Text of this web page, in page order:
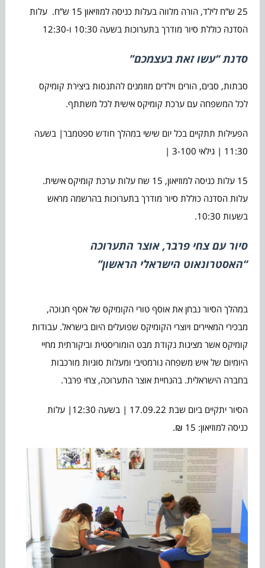
25 ש”ח לילד, הורה מלווה בעלות כניסה למוזיאון 15 ש”ח. עלות
הסדנה כוללת סיור מודרך בתערוכות בשעה 10:30 ו-12:30
סדנת “עשו זאת בעצמכם”
סבתות, סבים, הורים וילדים מוזמנים להתנסות ביצירת קומיקס
לכל המשפחה עם ערכת קומיקס אישית לכל משתתף.
הפעילות תתקיים בכל יום שישי במהלך חודש ספטמבר| בשעה
11:30 | גילאי 3-100 |
15 עלות כניסה למוזיאון, 15 שח עלות ערכת קומיקס אישית.
עלות הסדנה כוללת סיור מודרך בתערוכות בהרשמה מראש
בשעות 10:30.
סיור עם צחי פרבר, אוצר התערוכה
“האסטרונאוט הישראלי הראשון”
במהלך הסיור נבחן את אוסף טורי הקומיקס של אסף חנוכה,
מבכירי המאיירים ויוצרי הקומיקס שפועלים היום בישראל. עבודות
קומיקס אשר מציגות נקודת מבט הומוריסטית וביקורתית מחיי
היומיום של איש משפחה נורמטיבי ומעלות סוגיות מורכבות
בחברה הישראלית. בהנחיית אוצר התערוכה, צחי פרבר.
הסיור יתקיים ביום שבת 17.09.22 | בשעה 12:30| עלות
כניסה למוזיאון: 15 ₪.